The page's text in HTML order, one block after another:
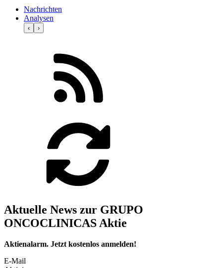
Nachrichten
Analysen
‹ ›
Aktuelle News zur GRUPO
ONCOCLINICAS Aktie
Aktienalarm. Jetzt kostenlos anmelden!
E-Mail